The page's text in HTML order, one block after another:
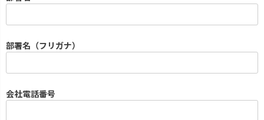
部署名（フリガナ）
会社電話番号